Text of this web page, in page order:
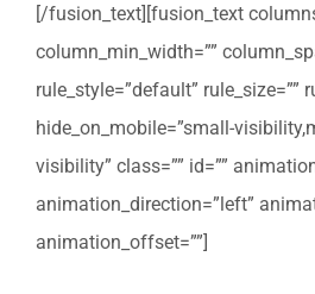
[/fusion_text][fusion_text
column_min_width=””
rule_style=”default” rule_size=””
hide_on_mobile=”small-
visibility” class=”” id=””
animation_direction=”left”
animation_offset=””]